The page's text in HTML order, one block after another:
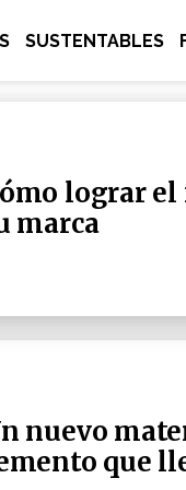
SUSTENTABLES
lograr
marca
nuevo
que